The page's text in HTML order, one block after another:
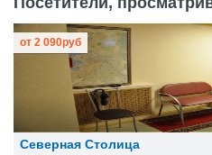
Северная Столица
от 2 090руб